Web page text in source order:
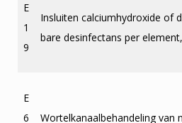
E
1
9
Insluiten calciumhydroxide of
bare desinfectans per
E
6
Wortelkanaalbehandeling van